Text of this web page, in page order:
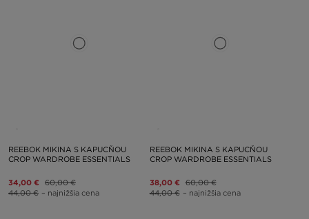
REEBOK MIKINA S KAPUCŇOU
CROP WARDROBE ESSENTIALS
34,00 € 60,00 €
44,00 € – najnižšia cena
REEBOK MIKINA S KAPUCŇOU
CROP WARDROBE ESSENTIALS
38,00 € 60,00 €
44,00 € – najnižšia cena